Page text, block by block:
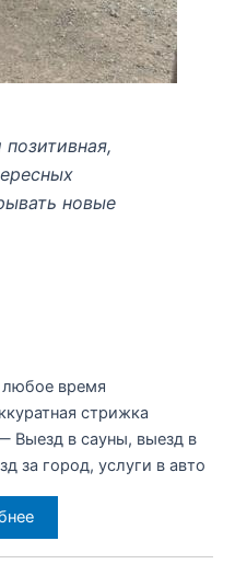
новые
время
стрижка
Выезд в сауны, выезд в
за город, услуги в авто